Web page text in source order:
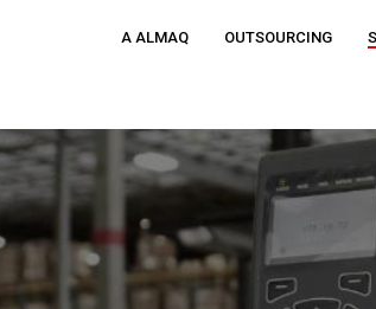
A ALMAQ OUTSOURCING